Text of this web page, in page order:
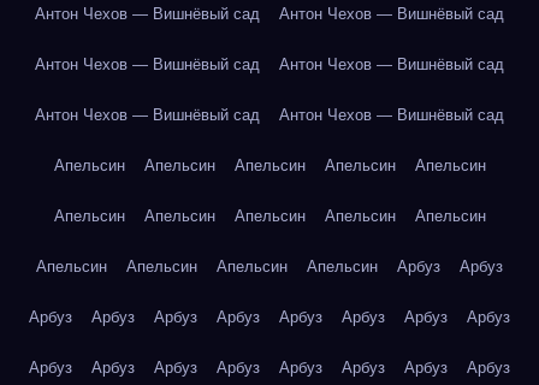
Антон Чехов — Вишнёвый сад Антон Чехов — Вишнёвый сад
Антон Чехов — Вишнёвый сад Антон Чехов — Вишнёвый сад
Антон Чехов — Вишнёвый сад Антон Чехов — Вишнёвый сад
Апельсин Апельсин Апельсин Апельсин Апельсин
Апельсин Апельсин Апельсин Апельсин Апельсин
Апельсин Апельсин Апельсин Апельсин Арбуз Арбуз
Арбуз Арбуз Арбуз Арбуз Арбуз Арбуз Арбуз Арбуз
Арбуз Арбуз Арбуз Арбуз Арбуз Арбуз Арбуз Арбуз